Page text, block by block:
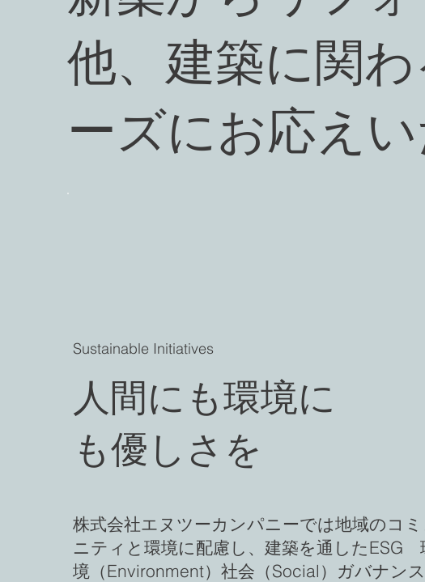
他、建築に関
ーズにお応えい
Sustainable Initiatives​
人間にも環境に
も優しさを
株式会社エヌツーカンパニーでは地域のコミ
ニティと環境に配慮し、建築を通したESG
境（Environment）社会（Social）ガバナンス